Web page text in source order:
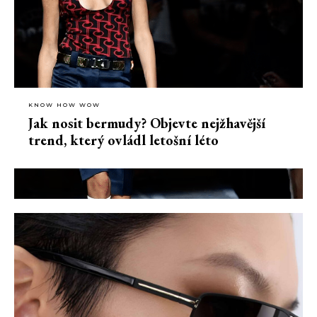
KNOW HOW WOW
Jak nosit bermudy? Objevte nejžhavější
trend, který ovládl letošní léto